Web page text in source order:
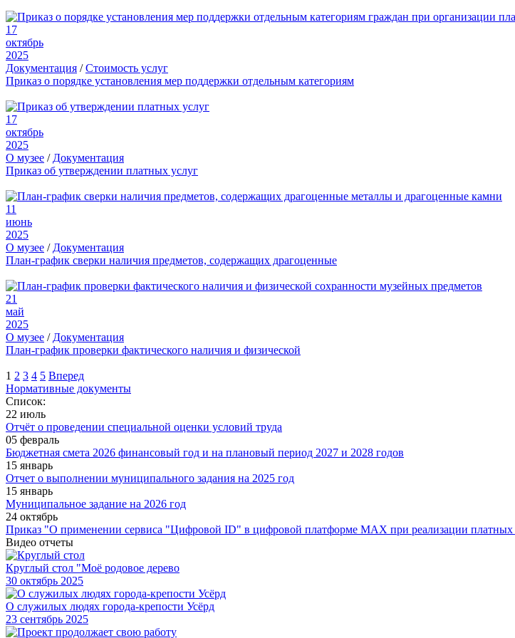
17
октябрь
2025
Документация /Стоимость услуг
Приказ о порядке установления мер поддержки отдельным категориям
17
октябрь
2025
О музее / Документация
Приказ об утверждении платных услуг
11
июнь
2025
О музее / Документация
План-график сверки наличия предметов, содержащих драгоценные
21
май
2025
О музее / Документация
План-график проверки фактического наличия и физической
1 2 3 4 5 Вперед
Нормативные документы
Список:
22 июль
Отчёт о проведении специальной оценки условий труда
05 февраль
Бюджетная смета 2026 финансовый год и на плановый период 2027 и 2028 годов
15 январь
Отчет о выполнении муниципального задания на 2025 год
15 январь
Муниципальное задание на 2026 год
24 октябрь
Приказ "О применении сервиса "Цифровой ID" в цифровой платформе МАХ при реализации платных
Видео отчеты
Круглый стол "Моё родовое дерево
30 октябрь 2025
О служилых людях города-крепости Усёрд
23 сентябрь 2025